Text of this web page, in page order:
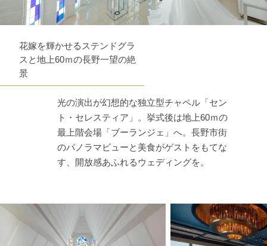
花嫁を輝かせるステンドグラ
スと地上60ｍの長野一望の絶
景
光の演出が幻想的な独立型チャペル「セン
ト・セレスティア」。挙式後は地上60ｍの
最上階会場「ブーランジェ」へ。長野市街
のパノラマビューと美食がゲストをもてな
す、開放感あふれるウェディングを。